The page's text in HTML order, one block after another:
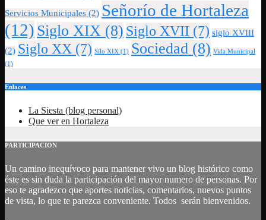
Servicios Municipales (2) Señorío de Hortaleza
(12) Siglo XIX (8) Siglo XVII (7) siglo XVIII
(2) Siglo XX (7) Silo XIX (1) Sociedad (8) Vida Municipal
(1)
Enlaces
La Siesta (blog personal)
Que ver en Hortaleza
PARTICIPACION
Un camino inequívoco para mantener vivo un blog histórico como
éste es sin duda la participación del mayor numero de personas. Por
eso te agradezco que aportes noticias, comentarios, nuevos puntos
de vista, lo que te parezca conveniente. Todos serán bienvenidos.